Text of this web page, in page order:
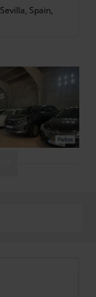
Spain,